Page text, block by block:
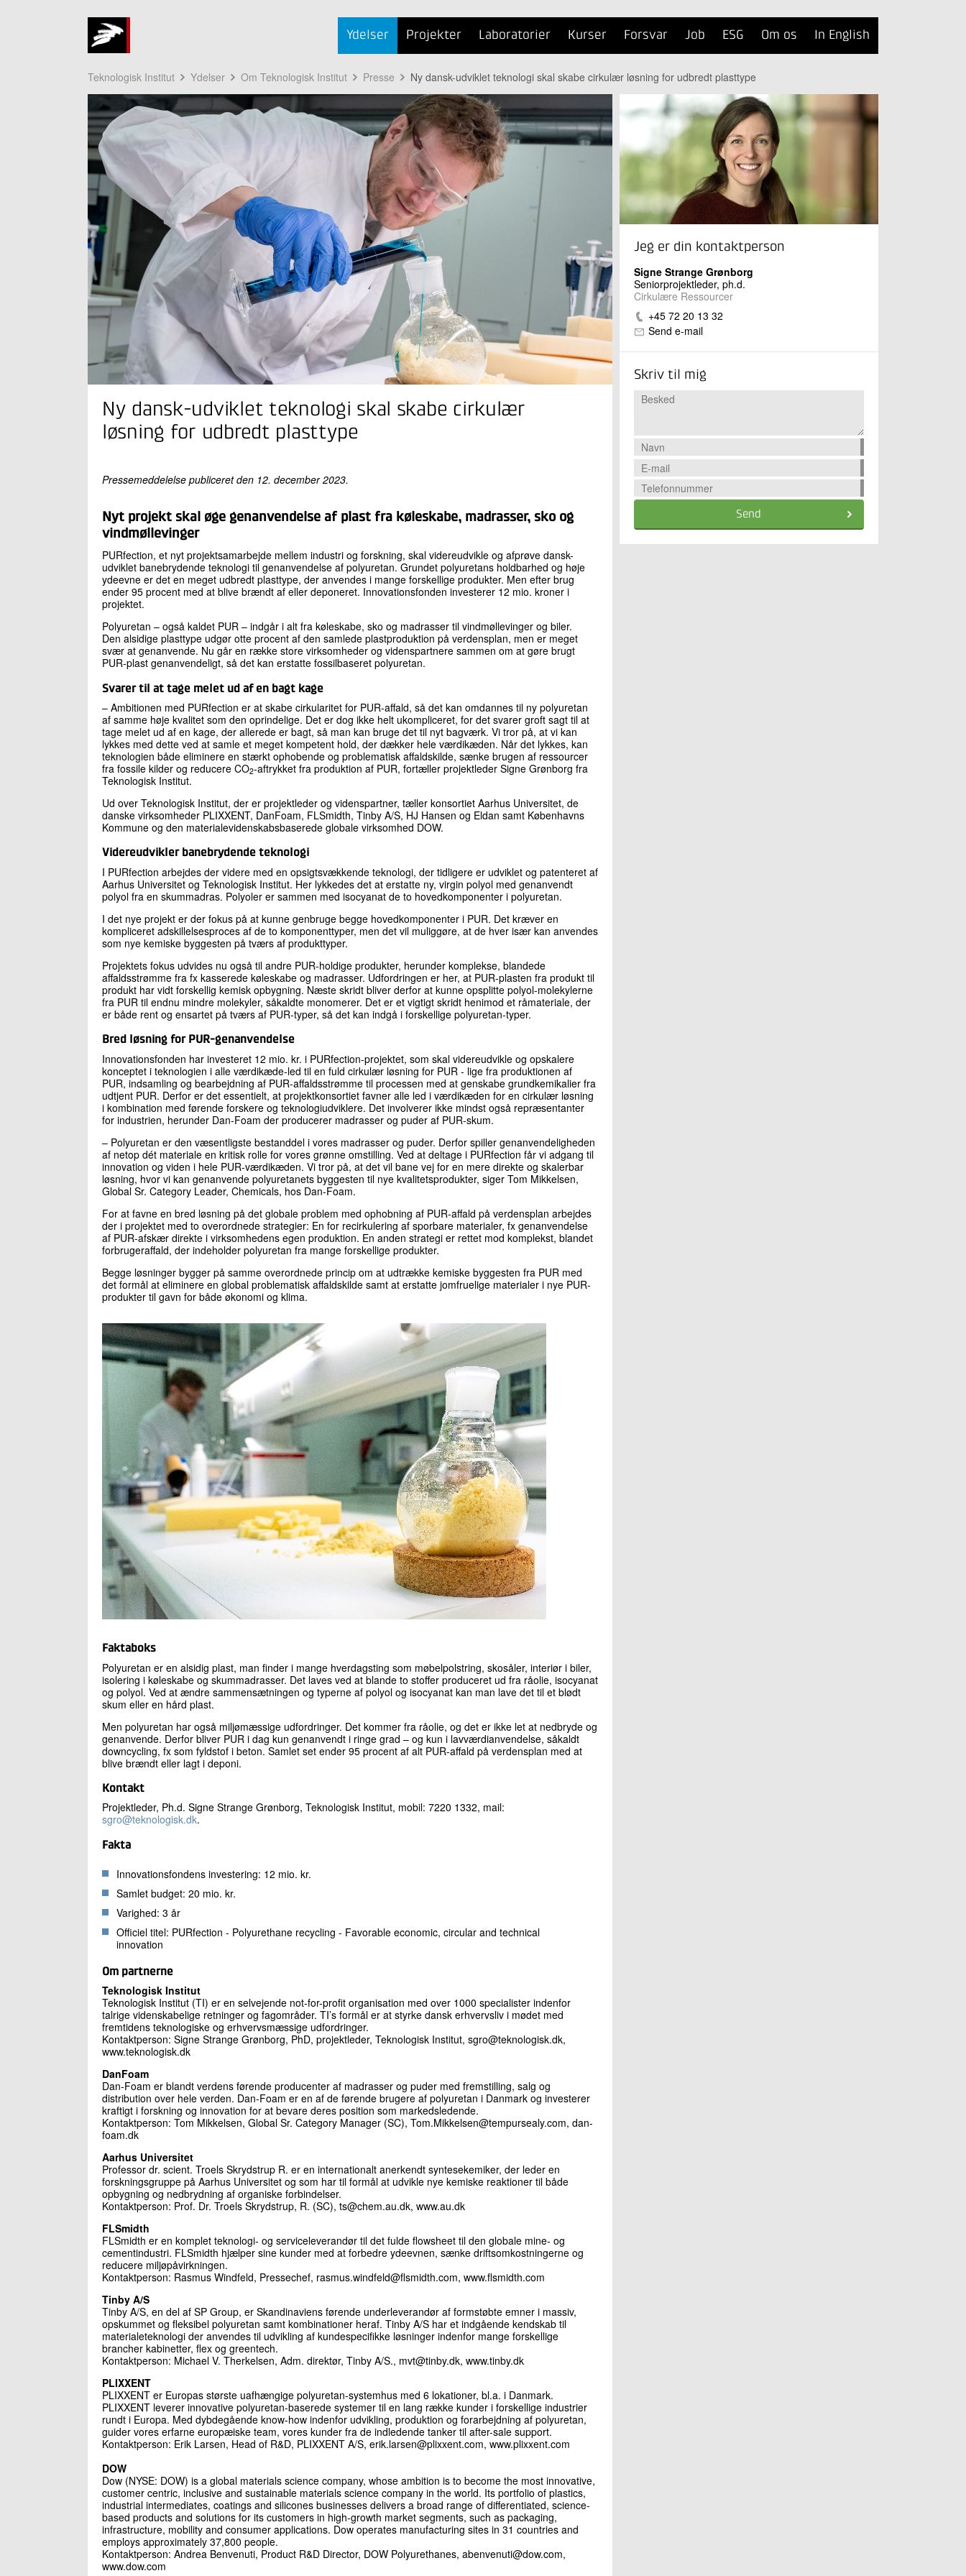
Ydelser Projekter Laboratorier Kurser Forsvar Job ESG Om os In English
Teknologisk Institut Ydelser Om Teknologisk Institut Presse Ny dansk-udviklet teknologi skal skabe cirkulær løsning for udbredt plasttype
Ny dansk-udviklet teknologi skal skabe cirkulær
løsning for udbredt plasttype
Pressemeddelelse publiceret den 12. december 2023.
Nyt projekt skal øge genanvendelse af plast fra køleskabe, madrasser, sko og
vindmøllevinger
PURfection, et nyt projektsamarbejde mellem industri og forskning, skal videreudvikle og afprøve dansk-
udviklet banebrydende teknologi til genanvendelse af polyuretan. Grundet polyuretans holdbarhed og høje
ydeevne er det en meget udbredt plasttype, der anvendes i mange forskellige produkter. Men efter brug
ender 95 procent med at blive brændt af eller deponeret. Innovationsfonden investerer 12 mio. kroner i
projektet.
Polyuretan – også kaldet PUR – indgår i alt fra køleskabe, sko og madrasser til vindmøllevinger og biler.
Den alsidige plasttype udgør otte procent af den samlede plastproduktion på verdensplan, men er meget
svær at genanvende. Nu går en række store virksomheder og videnspartnere sammen om at gøre brugt
PUR-plast genanvendeligt, så det kan erstatte fossilbaseret polyuretan.
Svarer til at tage melet ud af en bagt kage
– Ambitionen med PURfection er at skabe cirkularitet for PUR-affald, så det kan omdannes til ny polyuretan
af samme høje kvalitet som den oprindelige. Det er dog ikke helt ukompliceret, for det svarer groft sagt til at
tage melet ud af en kage, der allerede er bagt, så man kan bruge det til nyt bagværk. Vi tror på, at vi kan
lykkes med dette ved at samle et meget kompetent hold, der dækker hele værdikæden. Når det lykkes, kan
teknologien både eliminere en stærkt ophobende og problematisk affaldskilde, sænke brugen af ressourcer
fra fossile kilder og reducere CO2-aftrykket fra produktion af PUR, fortæller projektleder Signe Grønborg fra
Teknologisk Institut.
Ud over Teknologisk Institut, der er projektleder og videnspartner, tæller konsortiet Aarhus Universitet, de
danske virksomheder PLIXXENT, DanFoam, FLSmidth, Tinby A/S, HJ Hansen og Eldan samt Københavns
Kommune og den materialevidenskabsbaserede globale virksomhed DOW.
Videreudvikler banebrydende teknologi
I PURfection arbejdes der videre med en opsigtsvækkende teknologi, der tidligere er udviklet og patenteret af
Aarhus Universitet og Teknologisk Institut. Her lykkedes det at erstatte ny, virgin polyol med genanvendt
polyol fra en skummadras. Polyoler er sammen med isocyanat de to hovedkomponenter i polyuretan.
I det nye projekt er der fokus på at kunne genbruge begge hovedkomponenter i PUR. Det kræver en
kompliceret adskillelsesproces af de to komponenttyper, men det vil muliggøre, at de hver især kan anvendes
som nye kemiske byggesten på tværs af produkttyper.
Projektets fokus udvides nu også til andre PUR-holdige produkter, herunder komplekse, blandede
affaldsstrømme fra fx kasserede køleskabe og madrasser. Udfordringen er her, at PUR-plasten fra produkt til
produkt har vidt forskellig kemisk opbygning. Næste skridt bliver derfor at kunne opsplitte polyol-molekylerne
fra PUR til endnu mindre molekyler, såkaldte monomerer. Det er et vigtigt skridt henimod et råmateriale, der
er både rent og ensartet på tværs af PUR-typer, så det kan indgå i forskellige polyuretan-typer.
Bred løsning for PUR-genanvendelse
Innovationsfonden har investeret 12 mio. kr. i PURfection-projektet, som skal videreudvikle og opskalere
konceptet i teknologien i alle værdikæde-led til en fuld cirkulær løsning for PUR - lige fra produktionen af
PUR, indsamling og bearbejdning af PUR-affaldsstrømme til processen med at genskabe grundkemikalier fra
udtjent PUR. Derfor er det essentielt, at projektkonsortiet favner alle led i værdikæden for en cirkulær løsning
i kombination med førende forskere og teknologiudviklere. Det involverer ikke mindst også repræsentanter
for industrien, herunder Dan-Foam der producerer madrasser og puder af PUR-skum.
– Polyuretan er den væsentligste bestanddel i vores madrasser og puder. Derfor spiller genanvendeligheden
af netop dét materiale en kritisk rolle for vores grønne omstilling. Ved at deltage i PURfection får vi adgang til
innovation og viden i hele PUR-værdikæden. Vi tror på, at det vil bane vej for en mere direkte og skalerbar
løsning, hvor vi kan genanvende polyuretanets byggesten til nye kvalitetsprodukter, siger Tom Mikkelsen,
Global Sr. Category Leader, Chemicals, hos Dan-Foam.
For at favne en bred løsning på det globale problem med ophobning af PUR-affald på verdensplan arbejdes
der i projektet med to overordnede strategier: En for recirkulering af sporbare materialer, fx genanvendelse
af PUR-afskær direkte i virksomhedens egen produktion. En anden strategi er rettet mod komplekst, blandet
forbrugeraffald, der indeholder polyuretan fra mange forskellige produkter.
Begge løsninger bygger på samme overordnede princip om at udtrække kemiske byggesten fra PUR med
det formål at eliminere en global problematisk affaldskilde samt at erstatte jomfruelige materialer i nye PUR-
produkter til gavn for både økonomi og klima.
Faktaboks
Polyuretan er en alsidig plast, man finder i mange hverdagsting som møbelpolstring, skosåler, interiør i biler,
isolering i køleskabe og skummadrasser. Det laves ved at blande to stoffer produceret ud fra råolie, isocyanat
og polyol. Ved at ændre sammensætningen og typerne af polyol og isocyanat kan man lave det til et blødt
skum eller en hård plast.
Men polyuretan har også miljømæssige udfordringer. Det kommer fra råolie, og det er ikke let at nedbryde og
genanvende. Derfor bliver PUR i dag kun genanvendt i ringe grad – og kun i lavværdianvendelse, såkaldt
downcycling, fx som fyldstof i beton. Samlet set ender 95 procent af alt PUR-affald på verdensplan med at
blive brændt eller lagt i deponi.
Kontakt
Projektleder, Ph.d. Signe Strange Grønborg, Teknologisk Institut, mobil: 7220 1332, mail:
sgro@teknologisk.dk.
Fakta
Innovationsfondens investering: 12 mio. kr.
Samlet budget: 20 mio. kr.
Varighed: 3 år
Officiel titel: PURfection - Polyurethane recycling - Favorable economic, circular and technical
innovation
Om partnerne
Teknologisk Institut
Teknologisk Institut (TI) er en selvejende not-for-profit organisation med over 1000 specialister indenfor
talrige videnskabelige retninger og fagområder. TI’s formål er at styrke dansk erhvervsliv i mødet med
fremtidens teknologiske og erhvervsmæssige udfordringer.
Kontaktperson: Signe Strange Grønborg, PhD, projektleder, Teknologisk Institut, sgro@teknologisk.dk,
www.teknologisk.dk
DanFoam
Dan-Foam er blandt verdens førende producenter af madrasser og puder med fremstilling, salg og
distribution over hele verden. Dan-Foam er en af de førende brugere af polyuretan i Danmark og investerer
kraftigt i forskning og innovation for at bevare deres position som markedsledende.
Kontaktperson: Tom Mikkelsen, Global Sr. Category Manager (SC), Tom.Mikkelsen@tempursealy.com, dan-
foam.dk
Aarhus Universitet
Professor dr. scient. Troels Skrydstrup R. er en internationalt anerkendt syntesekemiker, der leder en
forskningsgruppe på Aarhus Universitet og som har til formål at udvikle nye kemiske reaktioner til både
opbygning og nedbrydning af organiske forbindelser.
Kontaktperson: Prof. Dr. Troels Skrydstrup, R. (SC), ts@chem.au.dk, www.au.dk
FLSmidth
FLSmidth er en komplet teknologi- og serviceleverandør til det fulde flowsheet til den globale mine- og
cementindustri. FLSmidth hjælper sine kunder med at forbedre ydeevnen, sænke driftsomkostningerne og
reducere miljøpåvirkningen.
Kontaktperson: Rasmus Windfeld, Pressechef, rasmus.windfeld@flsmidth.com, www.flsmidth.com
Tinby A/S
Tinby A/S, en del af SP Group, er Skandinaviens førende underleverandør af formstøbte emner i massiv,
opskummet og fleksibel polyuretan samt kombinationer heraf. Tinby A/S har et indgående kendskab til
materialeteknologi der anvendes til udvikling af kundespecifikke løsninger indenfor mange forskellige
brancher kabinetter, flex og greentech.
Kontaktperson: Michael V. Therkelsen, Adm. direktør, Tinby A/S., mvt@tinby.dk, www.tinby.dk
PLIXXENT
PLIXXENT er Europas største uafhængige polyuretan-systemhus med 6 lokationer, bl.a. i Danmark.
PLIXXENT leverer innovative polyuretan-baserede systemer til en lang række kunder i forskellige industrier
rundt i Europa. Med dybdegående know-how indenfor udvikling, produktion og forarbejdning af polyuretan,
guider vores erfarne europæiske team, vores kunder fra de indledende tanker til after-sale support.
Kontaktperson: Erik Larsen, Head of R&D, PLIXXENT A/S, erik.larsen@plixxent.com, www.plixxent.com
DOW
Dow (NYSE: DOW) is a global materials science company, whose ambition is to become the most innovative,
customer centric, inclusive and sustainable materials science company in the world. Its portfolio of plastics,
industrial intermediates, coatings and silicones businesses delivers a broad range of differentiated, science-
based products and solutions for its customers in high-growth market segments, such as packaging,
infrastructure, mobility and consumer applications. Dow operates manufacturing sites in 31 countries and
employs approximately 37,800 people.
Kontaktperson: Andrea Benvenuti, Product R&D Director, DOW Polyurethanes, abenvenuti@dow.com,
www.dow.com
Jeg er din kontaktperson
Signe Strange Grønborg
Seniorprojektleder, ph.d.
Cirkulære Ressourcer
+45 72 20 13 32
Send e-mail
Skriv til mig
Send